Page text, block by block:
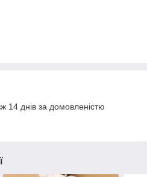
14 днів за домовленістю